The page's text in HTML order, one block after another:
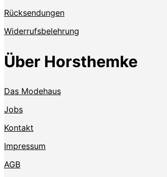
Rücksendungen
Widerrufsbelehrung
Über Horsthemke
Das Modehaus
Jobs
Kontakt
Impressum
AGB